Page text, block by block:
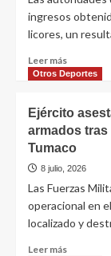
ingresos
licores, un
Leer más
Otros Deportes
Ejército
armados
Tumaco
8 julio, 2026
Las Fuerzas
operacional en
localizado y
Leer más